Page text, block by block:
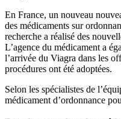
En France, un nouveau
des médicaments sur
recherche a réalisé des
L’agence du médicament a
l’arrivée du Viagra dans les
procédures ont été adoptées.
Selon les spécialistes de
médicament d’ordonnance